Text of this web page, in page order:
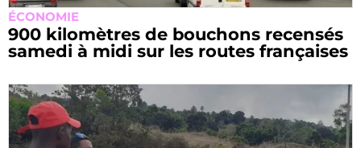
ÉCONOMIE
900 kilomètres de bouchons recensés
samedi à midi sur les routes françaises